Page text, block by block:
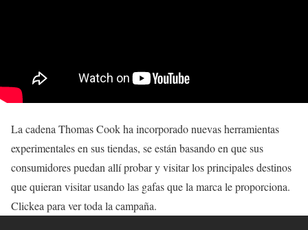
La cadena Thomas Cook ha incorporado nuevas herramientas
experimentales en sus tiendas, se están basando en que sus
consumidores puedan allí probar y visitar los principales destinos
que quieran visitar usando las gafas que la marca le proporciona.
Clickea para ver toda la campaña.